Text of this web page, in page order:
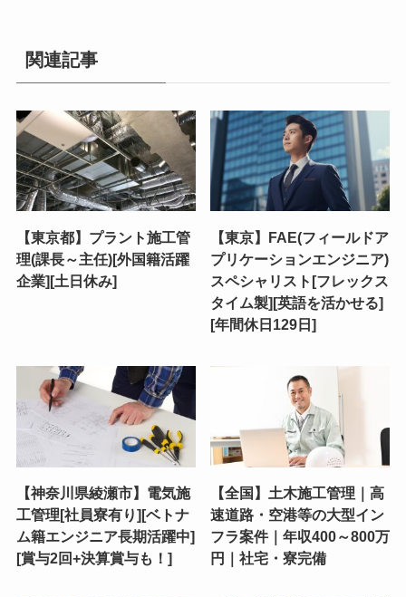
関連記事
【東京都】プラント施工管
理(課長～主任)[外国籍活躍
企業][土日休み]
【東京】FAE(フィールドア
プリケーションエンジニア)
スペシャリスト[フレックス
タイム製][英語を活かせる]
[年間休日129日]
【神奈川県綾瀬市】電気施
工管理[社員寮有り][ベトナ
ム籍エンジニア長期活躍中]
[賞与2回+決算賞与も！]
【全国】土木施工管理｜高
速道路・空港等の大型イン
フラ案件｜年収400～800万
円｜社宅・寮完備